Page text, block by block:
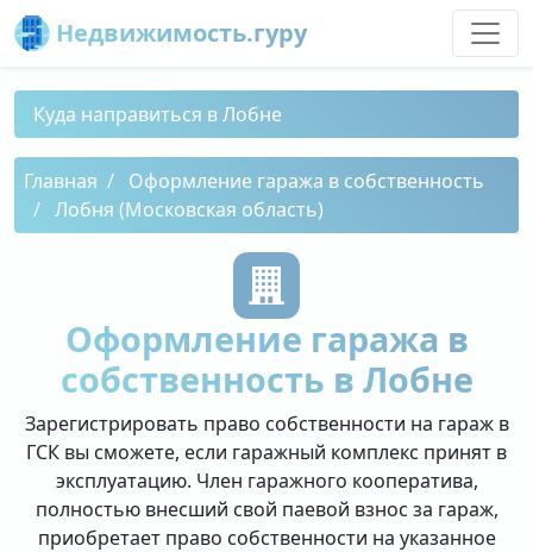
Недвижимость.гуру
Куда направиться в Лобне
Главная
Оформление гаража в собственность
Лобня (Московская область)
Оформление гаража в
собственность в Лобне
Зарегистрировать право собственности на гараж в
ГСК вы сможете, если гаражный комплекс принят в
эксплуатацию. Член гаражного кооператива,
полностью внесший свой паевой взнос за гараж,
приобретает право собственности на указанное